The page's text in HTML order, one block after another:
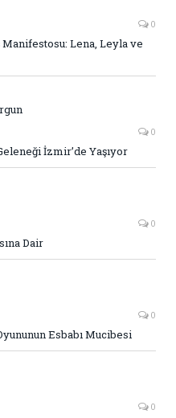
0
Manifestosu: Lena, Leyla ve
0
İzmir’de Yaşıyor
0
Dair
0
Esbabı Mucibesi
0